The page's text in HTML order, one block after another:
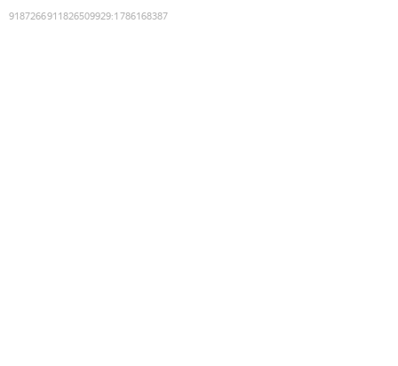
9187266911826509929:1786168387